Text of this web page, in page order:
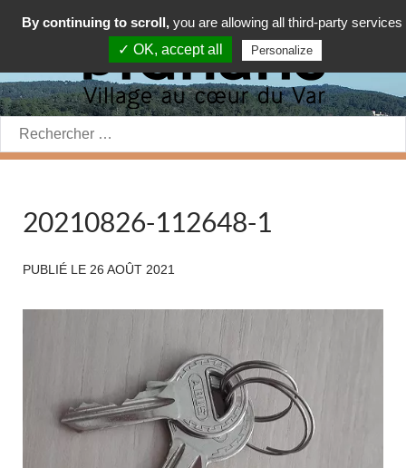
Rechercher:
20210826-112648-1
PUBLIÉ LE 26 AOÛT 2021
By continuing to scroll, you are allowing all third-party services
✓ OK, accept all
Personalize